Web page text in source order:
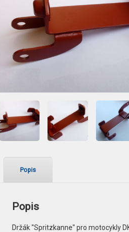
Popis
Popis
Držák "Spritzkanne" pro motocykly